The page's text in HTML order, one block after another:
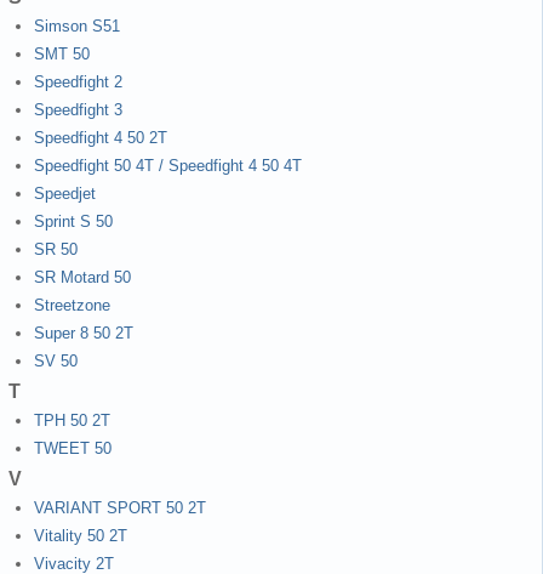
Simson S51
SMT 50
Speedfight 2
Speedfight 3
Speedfight 4 50 2T
Speedfight 50 4T / Speedfight 4 50 4T
Speedjet
Sprint S 50
SR 50
SR Motard 50
Streetzone
Super 8 50 2T
SV 50
T
TPH 50 2T
TWEET 50
V
VARIANT SPORT 50 2T
Vitality 50 2T
Vivacity 2T